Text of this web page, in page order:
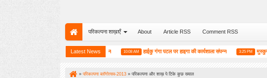
परिकल्पना शाख़ाएँ About Article RSS Comment RSS
Latest News
जयंती यात्रा के सम्मान में एक विशेष आयोजन 10:08 AM हाईकु गंगा पटल पर हाइगा की कार्यशाला संपन्न 3:25 PM मुस्कुराहट
» परिकल्पना ब्लॉगोत्सव-2013 » परिकल्पना और शाख़ पे टिके कुछ ख्याल